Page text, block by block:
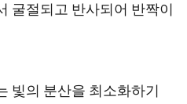
굴절되고 반사되어 반짝이
빛의 분산을 최소화하기